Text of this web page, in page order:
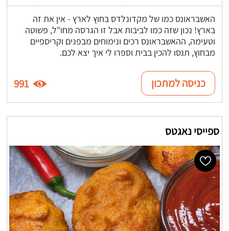
האשבראונס כמו של מקדונלדס בחוץ לארץ - אין את זה
בארץ! נכון שזה כמו לביבות אבל זו הגרסה מחו"ל, פשוטה
וטעימה, ההאשבראונס רכים ונימוחים מבפנים וקריספיים
מבחוץ, תנסו להכין בבית וספרו לי איך יצא לכם.
כניסה למתכון 991
ספייסי נאגטס